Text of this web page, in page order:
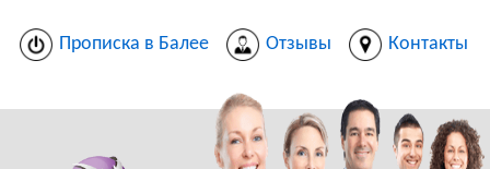
Прописка в Балее Отзывы Контакты